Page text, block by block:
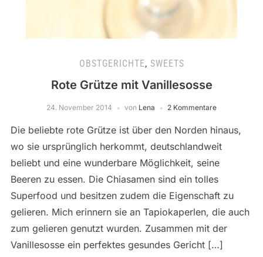
OBSTGERICHTE, SWEETS
Rote Grütze mit Vanillesosse
24. November 2014 von Lena 2 Kommentare
Die beliebte rote Grütze ist über den Norden hinaus,
wo sie ursprünglich herkommt, deutschlandweit
beliebt und eine wunderbare Möglichkeit, seine
Beeren zu essen. Die Chiasamen sind ein tolles
Superfood und besitzen zudem die Eigenschaft zu
gelieren. Mich erinnern sie an Tapiokaperlen, die auch
zum gelieren genutzt wurden. Zusammen mit der
Vanillesosse ein perfektes gesundes Gericht […]